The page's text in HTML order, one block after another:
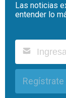
Las noticias
entender lo
Regístrate